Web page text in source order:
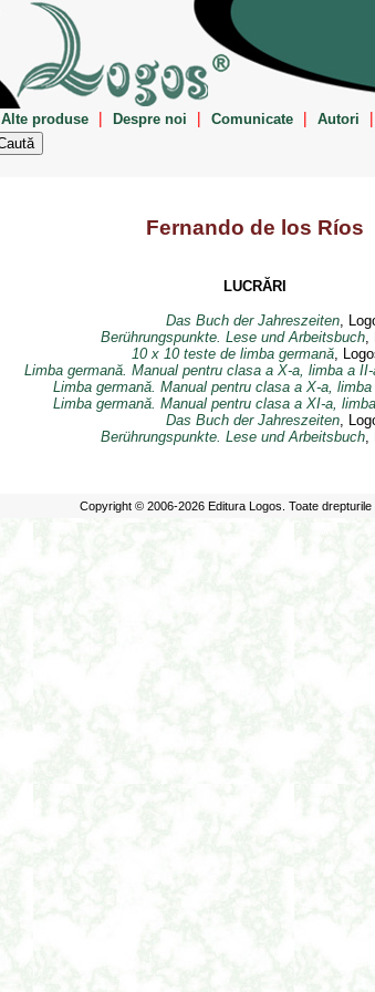
Alte produse | Despre noi | Comunicate | Autori |
Fernando de los Ríos
LUCRĂRI
Das Buch der Jahreszeiten ,
Berührungspunkte. Lese und Arbeitsbuch
10 x 10 teste de limba germană ,
Limba germană. Manual pentru clasa a X-a, limba a II-
Limba germană. Manual pentru clasa a X-a,
Limba germană. Manual pentru clasa a XI-a,
Das Buch der Jahreszeiten ,
Berührungspunkte. Lese und Arbeitsbuch
Copyright © 2006-2026 Editura Logos. Toate drepturile